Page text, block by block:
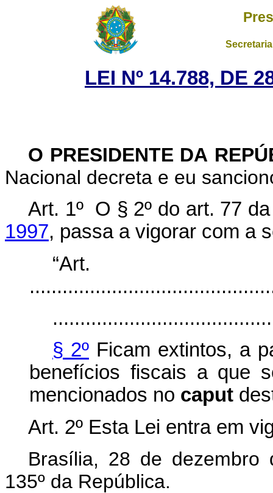
LEI Nº 14.788, DE
O PRESIDENTE DA
Nacional decreta e eu
Art. 1º O § 2º do art. 77
1997, passa a vigorar com a
§ 2º Ficam extintos, a
benefícios fiscais a que
mencionados no caput
Art. 2º Esta Lei entra em
Brasília, 28 de dezembro
135º da República.